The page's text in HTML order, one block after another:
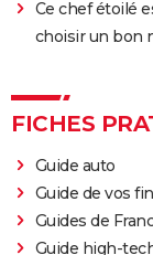
Ce chef étoilé
choisir un bon
FICHES
Guide auto
Guide de vos
Guides de
Guide high-